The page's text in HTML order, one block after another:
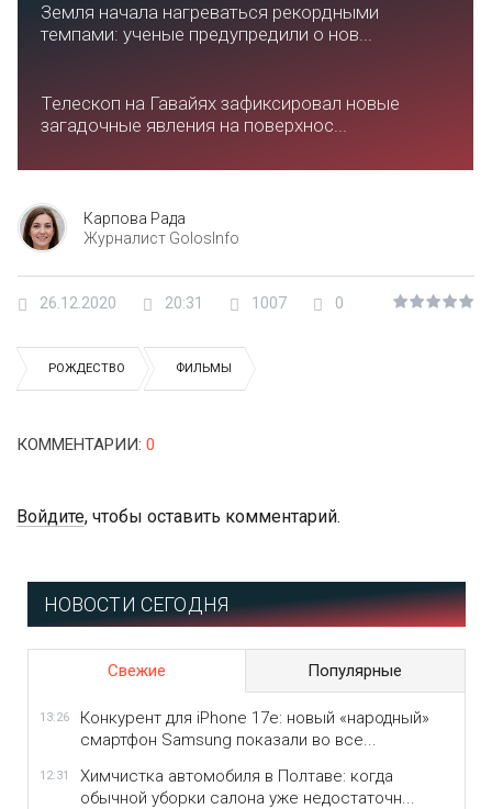
Земля начала нагреваться рекордными
темпами: ученые предупредили о нов...
Телескоп на Гавайях зафиксировал новые
загадочные явления на поверхнос...
Карпова Рада
Журналист GolosInfo
26.12.2020 20:31 1007 0
РОЖДЕСТВО ФИЛЬМЫ
КОММЕНТАРИИ: 0
Войдите, чтобы оставить комментарий.
НОВОСТИ СЕГОДНЯ
Свежие Популярные
13:26
Конкурент для iPhone 17e: новый «народный»
смартфон Samsung показали во все...
12:31
Химчистка автомобиля в Полтаве: когда
обычной уборки салона уже недостаточн...